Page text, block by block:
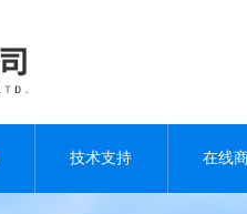
技术支持 在线